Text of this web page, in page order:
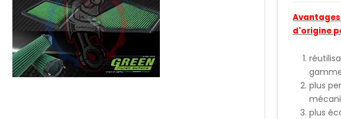
d'origine
plus
plus